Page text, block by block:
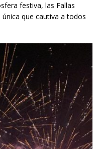
festiva, las Fallas
que cautiva a todos